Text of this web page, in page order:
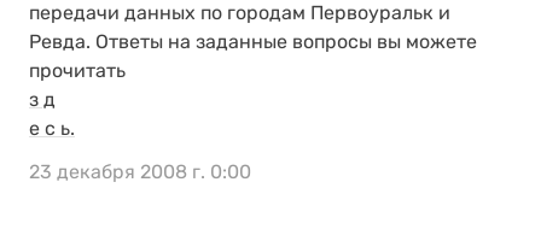
передачи данных по городам Первоуральк и
Ревда. Ответы на заданные вопросы вы можете
прочитать
з д
е с ь.
23 декабря 2008 г. 0:00